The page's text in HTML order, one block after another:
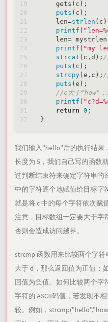
    gets(c);
puts (c);
    len=
strlen
printf (
len=
printf ( "my
strcat (c,d);
puts (c);
strcpy(e,c);
puts (e);
//c大于“how"，
printf (
return 0 ;
我们输入"hello"后的执行结果
长度为 5，我们自己写的函数
过判断结束符来确定字符串的
中的字符逐个地赋值给目标字
就是将 c 中的每个字符依次赋
注意，目标数组一定要大于字
否则会造成访问越界。
strcmp 函数用来比较两个字
大于 d，那么返回值为正值；
回值为负值。如何比较两个字
字符的 ASCII码值，若发现不
较。例如，